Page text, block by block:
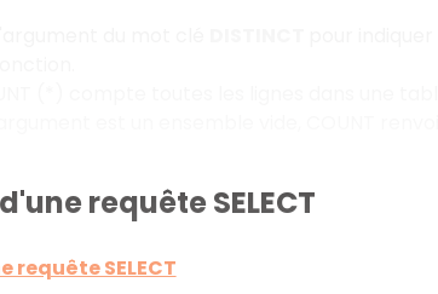
requête SELECT
requête SELECT